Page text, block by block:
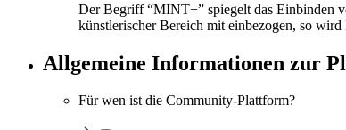
Der Begriff “MINT+” spiegelt das Einbinden
künstlerischer Bereich mit einbezogen, so
Allgemeine Informationen zur
Für wen ist die Community-Plattform?